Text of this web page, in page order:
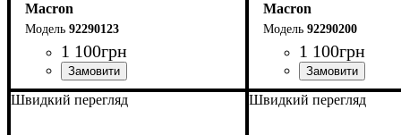
Macron
92290123
1 100грн
Стать: Дитяче, Унісекс, Чоловічий
Виробник: Macron
Колір: Білий
Macron
92290200
1 100грн
Стать: Дитяче,
Виробник: Macron
Колір: Червоний
Швидкий перегляд Швидкий перегляд